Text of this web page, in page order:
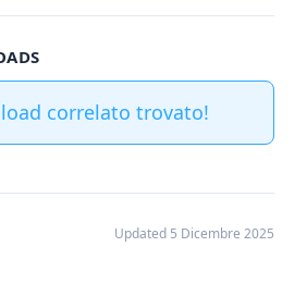
correlato trovato!
Updated 5 Dicembre 2025